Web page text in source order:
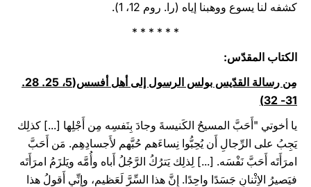
كشفه لنا يسوع ووهبنا إياه (را. روم 12، 1).
* * * * * *
الكتاب المقدّس:‏
مِن رسالة القدّيس بولس الرسول إلى أهل أفسس(5، 25. 28.
31- 32)
يا أخوتي "أَحَبَّ المسيحُ الكَنيسةَ وجادَ بِنَفسِه مِن أَجْلِها [...] كذلِك
يَجِبُ على الرِّجالِ أَن يُحِبُّوا نِساءَهم حُبَّهم لأَجسادِهِم. مَن أَحَبَّ
امرَأَتَه أَحَبَّ نَفْسَه. [...] لِذلِك يَترُكُ الرَّجُلُ أَباه وأُمَّه ويَلزَمُ امرَأَتَه
فيَصيرُ الاِثْنانِ جَسَدًا واحِدًا. إِنَّ هذا السِّرَّ لَعَظيم، وإِنِّي أَقولُ هذا